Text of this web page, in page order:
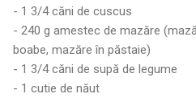
- 1 3/4 căni de cuscus
- 240 g amestec de mazăre
boabe, mazăre în păstaie)
- 1 3/4 căni de supă de legume
- 1 cutie de năut